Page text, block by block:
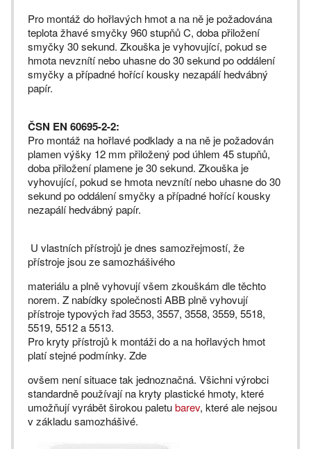
Pro montáž do hořlavých hmot a na ně je požadována
teplota žhavé smyčky 960 stupňů C, doba přiložení
smyčky 30 sekund. Zkouška je vyhovující, pokud se
hmota nevznítí nebo uhasne do 30 sekund po oddálení
smyčky a případné hořící kousky nezapálí hedvábný
papír.
ČSN EN 60695-2-2:
Pro montáž na hořlavé podklady a na ně je požadován
plamen výšky 12 mm přiložený pod úhlem 45 stupňů,
doba přiložení plamene je 30 sekund. Zkouška je
vyhovující, pokud se hmota nevznítí nebo uhasne do 30
sekund po oddálení smyčky a případné hořící kousky
nezapálí hedvábný papír.
U vlastních přístrojů je dnes samozřejmostí, že
přístroje jsou ze samozhášivého
materiálu a plně vyhovují všem zkouškám dle těchto
norem. Z nabídky společnosti ABB plně vyhovují
přístroje typových řad 3553, 3557, 3558, 3559, 5518,
5519, 5512 a 5513.
Pro kryty přístrojů k montáži do a na hořlavých hmot
platí stejné podmínky. Zde
ovšem není situace tak jednoznačná. Všichni výrobci
standardně používají na kryty plastické hmoty, které
umožňují vyrábět širokou paletubarev, které ale nejsou
v základu samozhášivé.